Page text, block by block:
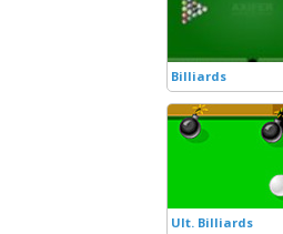
Billiards
Ult. Billiards